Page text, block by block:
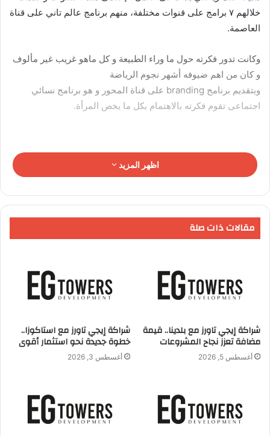
خلالهم ٧ برامج على ‎قنوات مختلفة، منهم برنامج عالم تاني على قناة
العاصمة.
‎وكانت تدور فكرته حول ما وراء الطبيعة و كل ماهو غريب غير مألوف
و كان من اهم ضيوفه أشهر نجوم الرياضة
‎وبتقديم برنامج branding على قناة المحور و هو برنامج نسائي
اجتماعى تقوم فكرته بالاهتمام بكل ما يخص المرأة.
اما عن رجل الاعمال الدكتور أحمد العتر يعد من أهم وأصغر رجال
الجديدة والتجمع الخامس والعاصمة الإدارية الجديدة ،
الدكتور احمد العترفهو اصغر شاب ناجح في القطاع العقاري مؤسس
F
a
e
b
M
a
o
d
E
l
S
e
اظهر المزيد
مقالات ذات صلة
شراكة إيجي تاورز مع بلدينا.. قيمة
مضافة تعزز نجاح المشروعات
أغسطس 5, 2026
شراكة إيجي تاورز مع استاكوزا..
خطوة جديدة نحو استثمار أقوى
أغسطس 3, 2026